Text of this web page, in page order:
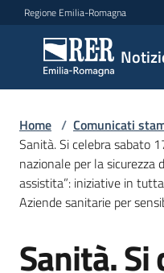
Vai al contenuto
Vai alla navigazione
Vai al footer
Regione Emilia-Romagna
Notizie
Comunicati
stampa
Menu selezionato
Cerca
un
Home / Comunicati
Sanità. Si celebra sabato
nazionale per la sicurezza
assistita”: iniziative in
Aziende sanitarie per
Salta al contenuto
Sanità. Si